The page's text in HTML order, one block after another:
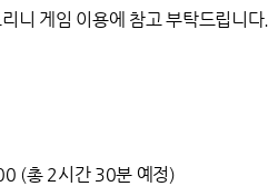
니 게임 이용에 참고 부탁드립니다.
(총 2시간 30분 예정)